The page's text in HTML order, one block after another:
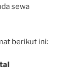
sewa
berikut ini: